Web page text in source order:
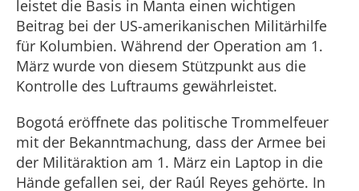
leistet die Basis in Manta einen wichtigen
Beitrag bei der US-amerikanischen Militärhilfe
für Kolumbien. Während der Operation am 1.
März wurde von diesem Stützpunkt aus die
Kontrolle des Luftraums gewährleistet.
Bogotá eröffnete das politische Trommelfeuer
mit der Bekanntmachung, dass der Armee bei
der Militäraktion am 1. März ein Laptop in die
Hände gefallen sei, der Raúl Reyes gehörte. In